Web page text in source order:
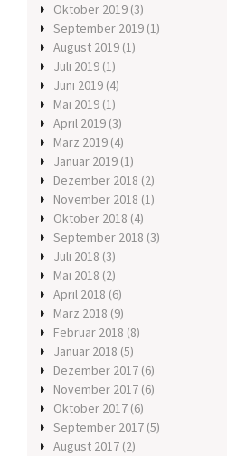
Oktober 2019 (3)
September 2019 (1)
August 2019 (1)
Juli 2019 (1)
Juni 2019 (4)
Mai 2019 (1)
April 2019 (3)
März 2019 (4)
Januar 2019 (1)
Dezember 2018 (2)
November 2018 (1)
Oktober 2018 (4)
September 2018 (3)
Juli 2018 (3)
Mai 2018 (2)
April 2018 (6)
März 2018 (9)
Februar 2018 (8)
Januar 2018 (5)
Dezember 2017 (6)
November 2017 (6)
Oktober 2017 (6)
September 2017 (5)
August 2017 (2)